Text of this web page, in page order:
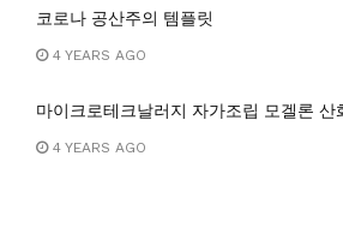
코로나 공산주의 템플릿
4 YEARS AGO
마이크로테크날러지 자가조립 모겔론 산
4 YEARS AGO